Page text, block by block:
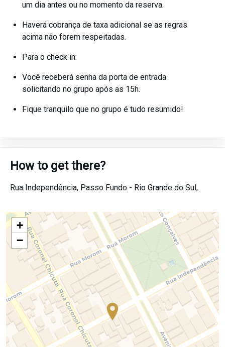
um dia antes ou no momento da reserva.
Haverá cobrança de taxa adicional se as regras
acima não forem respeitadas.
Para o check in:
Você receberá senha da porta de entrada
solicitando no grupo após as 15h.
Fique tranquilo que no grupo é tudo resumido!
How to get there?
Rua Independência, Passo Fundo - Rio Grande do Sul,
+
−